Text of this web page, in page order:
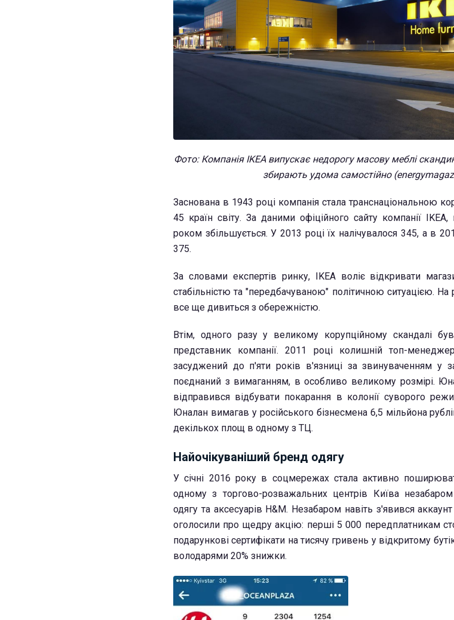
Фото: Компанія IKEA випускає недорогу масову меблі
збирають удома самостійно
Заснована в 1943 році компанія стала транснаціональною
45 країн світу. За даними офіційного сайту компанії
роком збільшується. У 2013 році їх налічувалося 345, а в
375.
За словами експертів ринку, IKEA воліє відкривати
стабільністю та "передбачуваною" політичною ситуацією.
все ще дивиться з обережністю.
Втім, одного разу у великому корупційному скандалі
представник компанії. 2011 році колишній топ-
засуджений до п'яти років в'язниці за звинуваченням у
поєднаний з вимаганням, в особливо великому розмірі.
відправився відбувати покарання в колонії суворого
Юналан вимагав у російського бізнесмена 6,5 мільйона
декількох площ в одному з ТЦ.
Найочікуваніший бренд одягу
У січні 2016 року в соцмережах стала активно
одному з торгово-розважальних центрів Київа
одягу та аксесуарів H&M. Незабаром навіть з'явився
оголосили про щедру акцію: перші 5 000 передплатникам
подарункові сертифікати на тисячу гривень у відкритому
володарями 20% знижки.